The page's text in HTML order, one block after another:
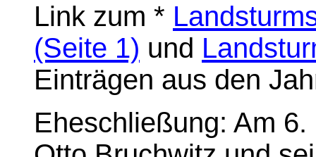
Link zum *
(Seite 1) und
Einträgen aus den
Eheschließung: Am